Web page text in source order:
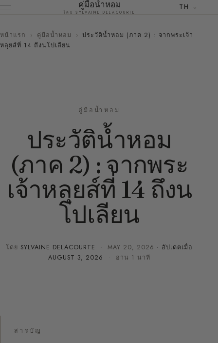
คู่มือน้ำหอม
โดย SYLVAINE DELACOURTE
TH
หน้าแรก › คู่มือน้ำหอม › ประวัติน้ำหอม (ภาค 2) : จากพระเจ้า
หลุยส์ที่ 14 ถึงนโปเลียน
คู่มือน้ำหอม
ประวัติน้ำหอม
(ภาค 2) : จากพระ
เจ้าหลุยส์ที่ 14 ถึงน
โปเลียน
โดย SYLVAINE DELACOURTE ·MAY 20, 2026 · อัปเดตเมื่อ
AUGUST 3, 2026
· อ่าน 1 นาที
สารบัญ